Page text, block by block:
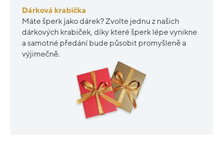
Dárková krabička
Máte šperk jako dárek? Zvolte jednu z našich
dárkových krabiček, díky které šperk lépe vynikne
a samotné předání bude působit promyšleně a
výjimečně.